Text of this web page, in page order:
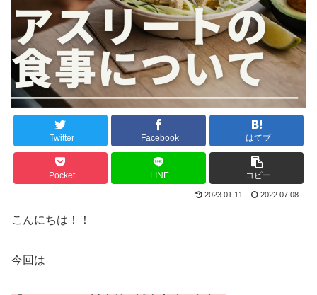
Twitter Facebook はてブ
Pocket LINE コピー
2023.01.11 2022.07.08
こんにちは！！
今回は